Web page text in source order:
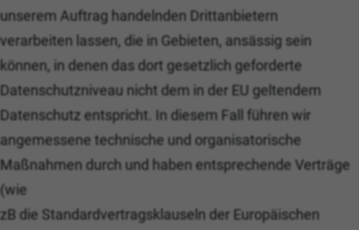
unserem Auftrag handelnden Drittanbietern
verarbeiten lassen, die in Gebieten, ansässig sein
können, in denen das dort gesetzlich geforderte
Datenschutzniveau nicht dem in der EU geltendem
Datenschutz entspricht. In diesem Fall führen wir
angemessene technische und organisatorische
Maßnahmen durch und haben entsprechende Verträge
(wie
zB die Standardvertragsklauseln der Europäischen